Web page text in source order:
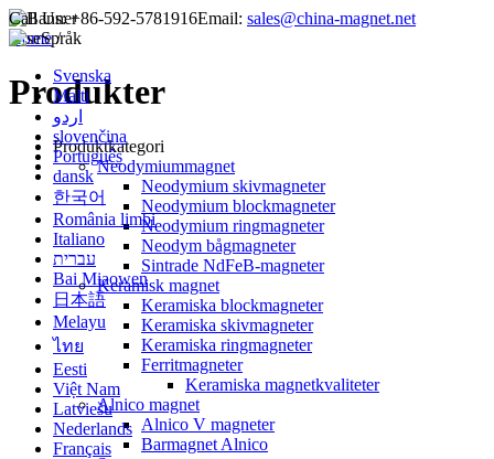
Call Us: +86-592-5781916Email: sales@china-magnet.net
Språk
Svenska
Malti
اردو
slovenčina
Português
dansk
한국어
România limbi
Italiano
עברית
Bai Miaowen
日本語
Melayu
ไทย
Eesti
Việt Nam
Latviešu
Nederlands
Français
Home/
Produkter
Produktkategori
Neodymiummagnet
Neodymium skivmagneter
Neodymium blockmagneter
Neodymium ringmagneter
Neodym bågmagneter
Sintrade NdFeB-magneter
Keramisk magnet
Keramiska blockmagneter
Keramiska skivmagneter
Keramiska ringmagneter
Ferritmagneter
Keramiska magnetkvaliteter
Alnico magnet
Alnico V magneter
Barmagnet Alnico